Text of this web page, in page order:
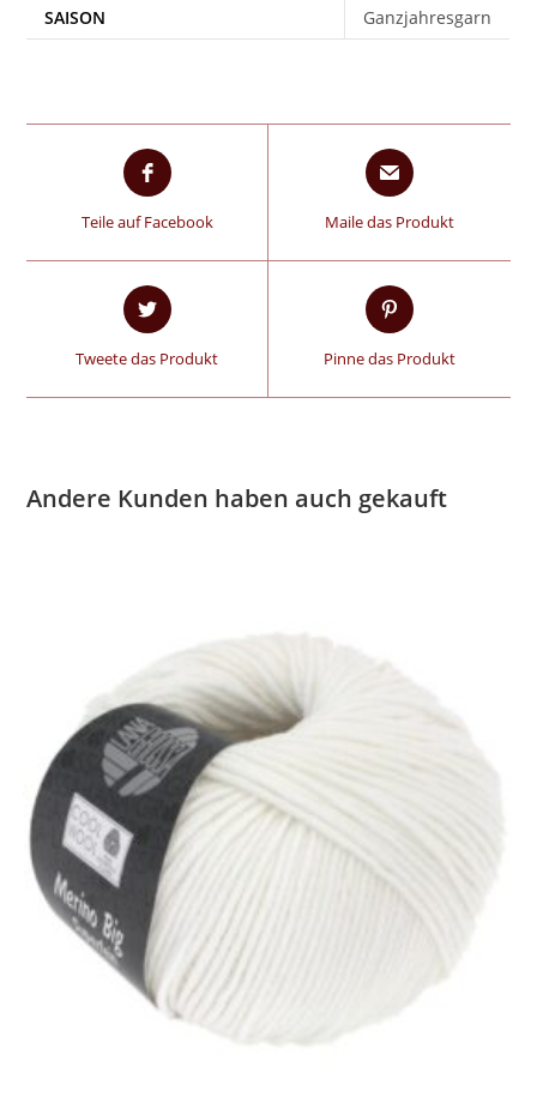
SAISON Ganzjahresgarn
Teile auf Facebook Maile das Produkt
Tweete das Produkt Pinne das Produkt
Andere Kunden haben auch gekauft